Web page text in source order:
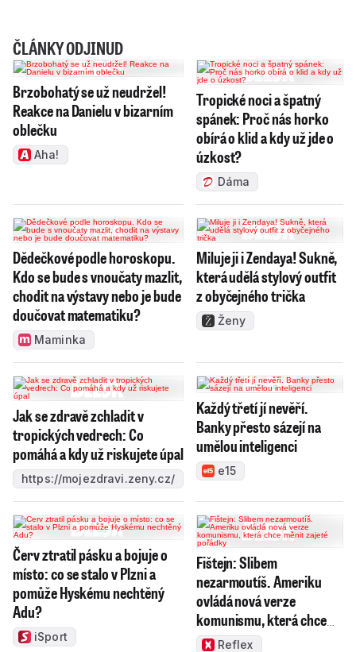
ČLÁNKY ODJINUD
Brzobohatý se už neudržel!
Reakce na Danielu v bizarním
oblečku
Aha!
Tropické noci a špatný
spánek: Proč nás horko
obírá o klid a kdy už jde o
úzkost?
Dáma
Dědečkové podle horoskopu.
Kdo se bude s vnoučaty mazlit,
chodit na výstavy nebo je bude
doučovat matematiku?
Maminka
Miluje ji i Zendaya! Sukně,
která udělá stylový outfit
z obyčejného trička
Ženy
Jak se zdravě zchladit v
tropických vedrech: Co
pomáhá a kdy už riskujete úpal
https://mojezdravi.zeny.cz/
Každý třetí jí nevěří.
Banky přesto sázejí na
umělou inteligenci
e15
Červ ztratil pásku a bojuje o
místo: co se stalo v Plzni a
pomůže Hyskému nechtěný
Adu?
iSport
Fištejn: Slibem
nezarmoutíš. Ameriku
ovládá nová verze
komunismu, která chce
měnit zajeté pořádky
Reflex